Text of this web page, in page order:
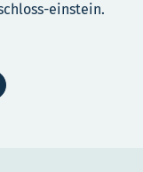
einstein.